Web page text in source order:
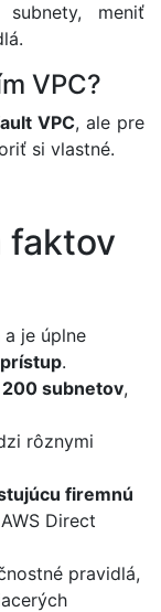
meniť
VPC?
VPC, ale pre
si vlastné.
faktov
a je úplne
.
200 subnetov,
rôznymi
firemnú
Direct
pravidlá,